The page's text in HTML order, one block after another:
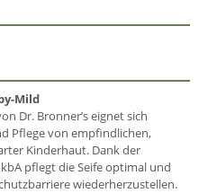
Mild
Dr. Bronner’s eignet sich
Pflege von empfindlichen,
Kinderhaut. Dank der
pflegt die Seife optimal und
wiederherzustellen.